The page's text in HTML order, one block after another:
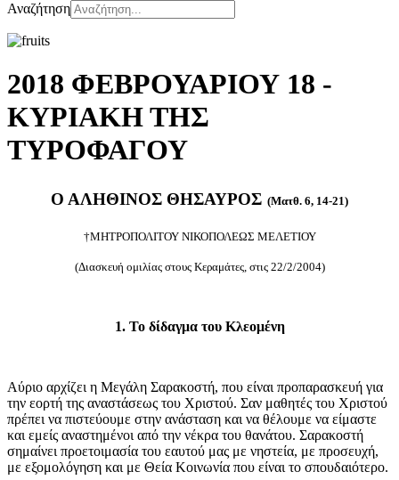
Αναζήτηση
2018 ΦΕΒΡΟΥΑΡΙΟΥ 18 -
ΚΥΡΙΑΚΗ ΤΗΣ
ΤΥΡΟΦΑΓΟΥ
Ο ΑΛΗΘΙΝΟΣ ΘΗΣΑΥΡΟΣ (Ματθ. 6, 14-21)
†ΜΗΤΡΟΠΟΛΙΤΟΥ ΝΙΚΟΠΟΛΕΩΣ ΜΕΛΕΤΙΟΥ
(Διασκευή ομιλίας στους Κεραμάτες, στις 22/2/2004)
1. Το δίδαγμα του Κλεομένη
Αύριο αρχίζει η Μεγάλη Σαρακοστή, που είναι προπαρασκευή για
την εορτή της αναστάσεως του Χριστού. Σαν μαθητές του Χριστού
πρέπει να πιστεύουμε στην ανάσταση και να θέλουμε να είμαστε
και εμείς αναστημένοι από την νέκρα του θανάτου. Σαρακοστή
σημαίνει προετοιμασία του εαυτού μας με νηστεία, με προσευχή,
με εξομολόγηση και με Θεία Κοινωνία που είναι το σπουδαιότερο.